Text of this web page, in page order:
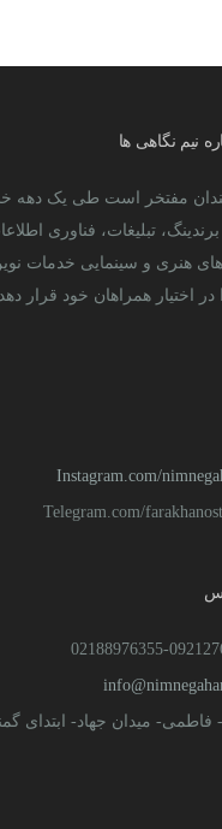
نیم نگاهی ها
مفتخر است طی یک دهه
تبلیغات، فناوری
هنری و سینمایی خدمات
اختیار همراهان خود قرار
Instagram.com/
Telegram.com/
02188976355-
فاطمی- میدان جهاد- ابتدای